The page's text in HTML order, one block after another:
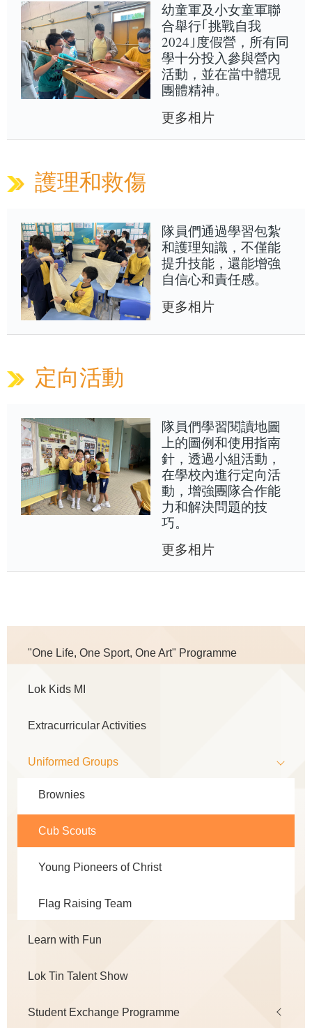
幼童軍及小女童軍聯
合舉行｢挑戰自我
2024｣度假營，所有同
學十分投入參與營內
活動，並在當中體現
團體精神。
更多相片
護理和救傷
隊員們通過學習包紮
和護理知識，不僅能
提升技能，還能增強
自信心和責任感。
更多相片
定向活動
隊員們學習閱讀地圖
上的圖例和使用指南
針，透過小組活動，
在學校內進行定向活
動，增強團隊合作能
力和解決問題的技
巧。
更多相片
navigation
"One Life, One Sport, One Art" Programme
Lok Kids MI
Extracurricular Activities
Uniformed Groups
Brownies
Cub Scouts
Young Pioneers of Christ
Flag Raising Team
Learn with Fun
Lok Tin Talent Show
Student Exchange Programme